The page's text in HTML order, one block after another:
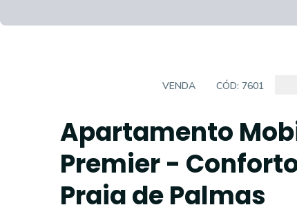
VENDA CÓD: 7601
Apartamento
Premier -
Praia de Palmas